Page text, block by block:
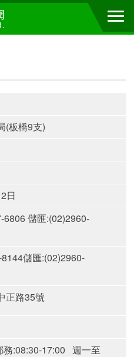
(板橋9支)
日
6806 儲匯:(02)2960-
儲匯:(02)2960-
正路35號
:08:30-17:00 週一至